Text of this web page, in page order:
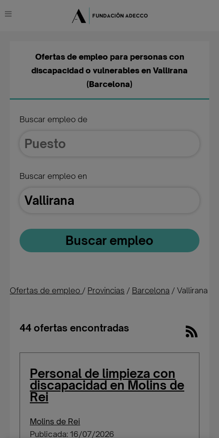
Buscar empleo de
Buscar empleo en
Buscar empleo
Ofertas de empleo para personas con
discapacidad o vulnerables en Vallirana
(Barcelona)
Ofertas de empleo / Provincias / Barcelona / Vallirana
44 ofertas encontradas
Personal de limpieza con
discapacidad en Molins de
Rei
Molins de Rei
Publicada: 16/07/2026